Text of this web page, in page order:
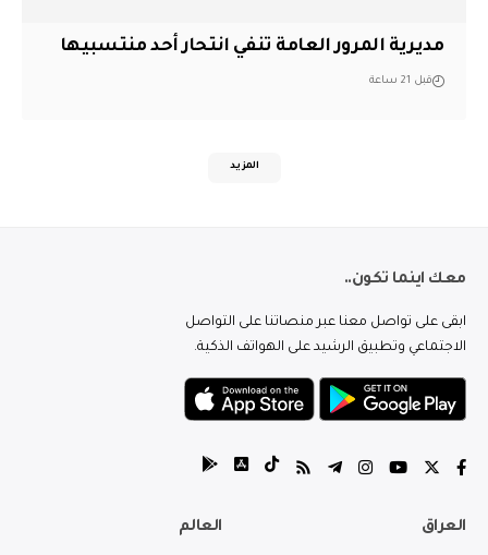
مديرية المرور العامة تنفي انتحار أحد منتسبيها
قبل 21 ساعة
المزيد
معك اينما تكون..
ابقى على تواصل معنا عبر منصاتنا على التواصل
الاجتماعي وتطبيق الرشيد على الهواتف الذكية.
العراق العالم